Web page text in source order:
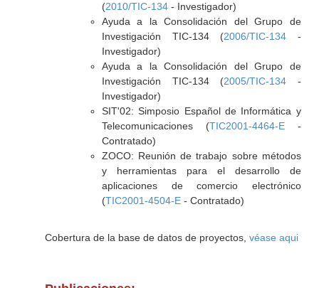
(2010/TIC-134- Investigador)
Ayuda a la Consolidación del Grupo de
Investigación TIC-134 (2006/TIC-134 -
Investigador)
Ayuda a la Consolidación del Grupo de
Investigación TIC-134 (2005/TIC-134 -
Investigador)
SIT'02: Simposio Español de Informática y
Telecomunicaciones (TIC2001-4464-E-
Contratado)
ZOCO: Reunión de trabajo sobre métodos
y herramientas para el desarrollo de
aplicaciones de comercio electrónico
(TIC2001-4504-E- Contratado)
Cobertura de la base de datos de proyectos, véase aqui